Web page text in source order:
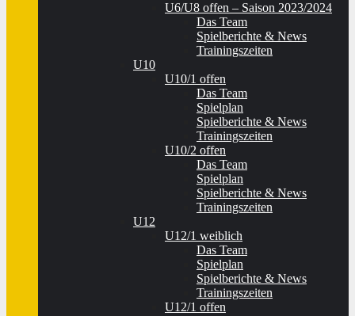
U6/U8 offen – Saison 2023/2024
Das Team
Spielberichte & News
Trainingszeiten
U10
U10/1 offen
Das Team
Spielplan
Spielberichte & News
Trainingszeiten
U10/2 offen
Das Team
Spielplan
Spielberichte & News
Trainingszeiten
U12
U12/1 weiblich
Das Team
Spielplan
Spielberichte & News
Trainingszeiten
U12/1 offen